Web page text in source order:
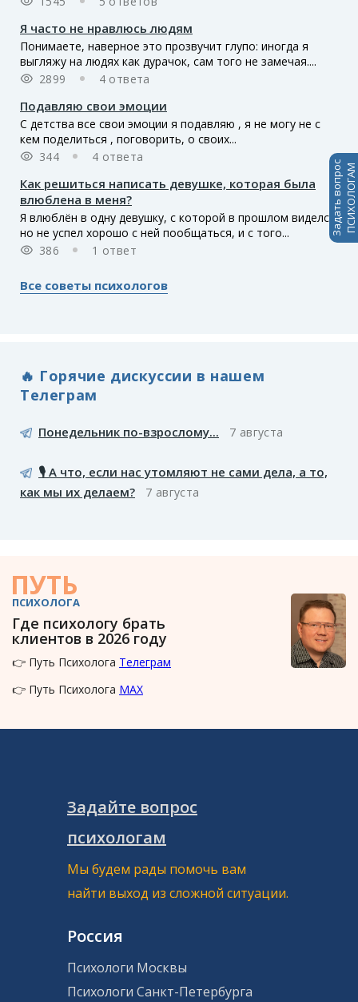
Я часто не нравлюсь людям
Понимаете, наверное это прозвучит глупо: иногда я
выгляжу на людях как дурачок, сам того не замечая....
2899
4 ответа
Подавляю свои эмоции
С детства все свои эмоции я подавляю , я не могу не с
кем поделиться , поговорить, о своих...
344
4 ответа
Как решиться написать девушке, которая была
влюблена в меня?
Я влюблён в одну девушку, с которой в прошлом виделся
но не успел хорошо с ней пообщаться, и с того...
386
1 ответ
Все советы психологов
🔥 Горячие дискуссии в нашем
Телеграм
Понедельник по-взрослому... 7 августа
🎙️ А что, если нас утомляют не сами дела, а то,
как мы их делаем?
7 августа
ПУТЬ
ПСИХОЛОГА
Где психологу брать
клиентов в 2026 году
👉 Путь Психолога Телеграм
👉 Путь Психолога MAX
Задать вопросПСИХОЛОГАМ
Задайте вопрос
психологам
Мы будем рады помочь вам
найти выход из сложной ситуации.
Россия
Психологи Москвы
Психологи Санкт-Петербурга